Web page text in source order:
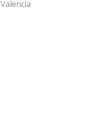
Valencia